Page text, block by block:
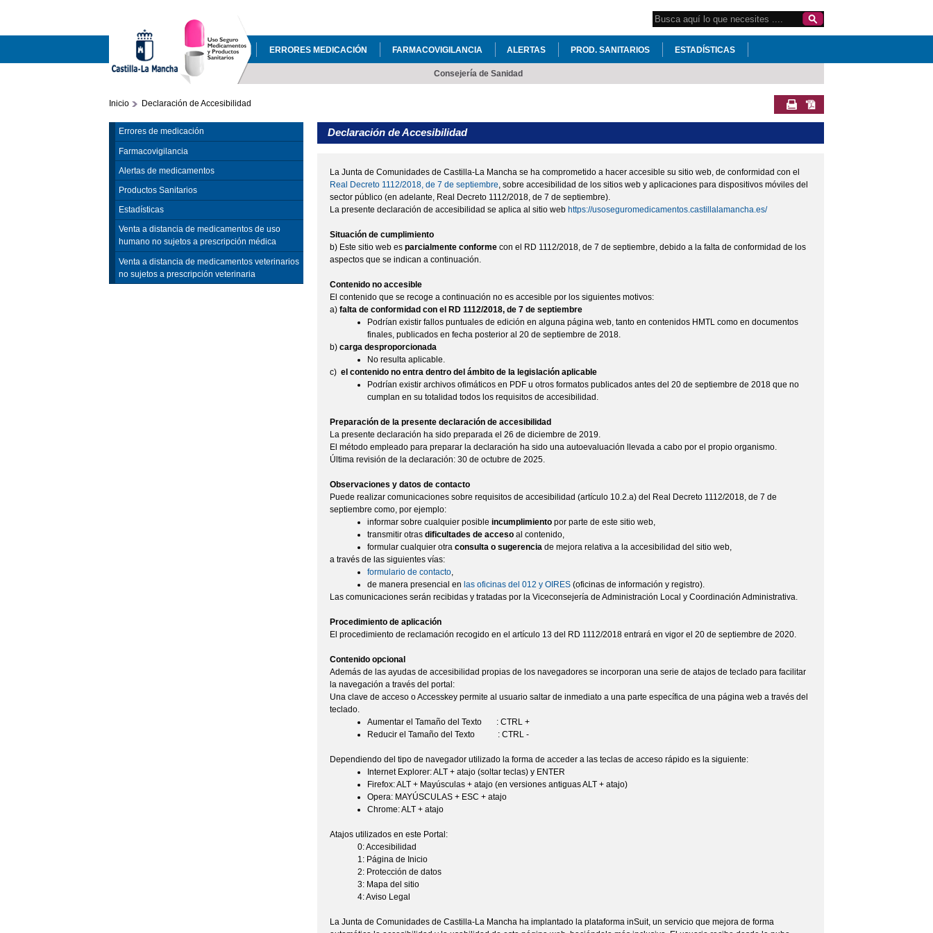
Formulario de búsqueda
ERRORES MEDICACIÓN FARMACOVIGILANCIA ALERTAS PROD. SANITARIOS ESTADÍSTICAS
Consejería de Sanidad
Inicio Declaración de Accesibilidad
Errores de medicación
Farmacovigilancia
Alertas de medicamentos
Productos Sanitarios
Estadísticas
Venta a distancia de medicamentos de uso
humano no sujetos a prescripción médica
Venta a distancia de medicamentos veterinarios
no sujetos a prescripción veterinaria
Declaración de Accesibilidad
La Junta de Comunidades de Castilla-La Mancha se ha comprometido a hacer accesible su sitio web, de conformidad con el
Real Decreto 1112/2018, de 7 de septiembre, sobre accesibilidad de los sitios web y aplicaciones para dispositivos móviles del
sector público (en adelante, Real Decreto 1112/2018, de 7 de septiembre).
La presente declaración de accesibilidad se aplica al sitio web https://usoseguromedicamentos.castillalamancha.es/
Situación de cumplimiento
b) Este sitio web es parcialmente conforme con el RD 1112/2018, de 7 de septiembre, debido a la falta de conformidad de los
aspectos que se indican a continuación.
Contenido no accesible
El contenido que se recoge a continuación no es accesible por los siguientes motivos:
a) falta de conformidad con el RD 1112/2018, de 7 de septiembre
Podrían existir fallos puntuales de edición en alguna página web, tanto en contenidos HMTL como en documentos
finales, publicados en fecha posterior al 20 de septiembre de 2018.
b) carga desproporcionada
No resulta aplicable.
c) el contenido no entra dentro del ámbito de la legislación aplicable
Podrían existir archivos ofimáticos en PDF u otros formatos publicados antes del 20 de septiembre de 2018 que no
cumplan en su totalidad todos los requisitos de accesibilidad.
Preparación de la presente declaración de accesibilidad
La presente declaración ha sido preparada el 26 de diciembre de 2019.
El método empleado para preparar la declaración ha sido una autoevaluación llevada a cabo por el propio organismo.
Última revisión de la declaración: 30 de octubre de 2025.
Observaciones y datos de contacto
Puede realizar comunicaciones sobre requisitos de accesibilidad (artículo 10.2.a) del Real Decreto 1112/2018, de 7 de
septiembre como, por ejemplo:
informar sobre cualquier posibleincumplimientopor parte de este sitio web,
transmitir otrasdificultades de acceso al contenido,
formular cualquier otraconsulta o sugerencia de mejora relativa a la accesibilidad del sitio web,
a través de las siguientes vías:
formulario de contacto,
de manera presencial en las oficinas del 012 y OIRES (oficinas de información y registro).
Las comunicaciones serán recibidas y tratadas por la Viceconsejería de Administración Local y Coordinación Administrativa.
Procedimiento de aplicación
El procedimiento de reclamación recogido en el artículo 13 del RD 1112/2018 entrará en vigor el 20 de septiembre de 2020.
Contenido opcional
Además de las ayudas de accesibilidad propias de los navegadores se incorporan una serie de atajos de teclado para facilitar
la navegación a través del portal:
Una clave de acceso o Accesskey permite al usuario saltar de inmediato a una parte específica de una página web a través del
teclado.
Aumentar el Tamaño del Texto : CTRL +
Reducir el Tamaño del Texto : CTRL -
Dependiendo del tipo de navegador utilizado la forma de acceder a las teclas de acceso rápido es la siguiente:
Internet Explorer: ALT + atajo (soltar teclas) y ENTER
Firefox: ALT + Mayúsculas + atajo (en versiones antiguas ALT + atajo)
Opera: MAYÚSCULAS + ESC + atajo
Chrome: ALT + atajo
Atajos utilizados en este Portal:
0: Accesibilidad
1: Página de Inicio
2: Protección de datos
3: Mapa del sitio
4: Aviso Legal
La Junta de Comunidades de Castilla-La Mancha ha implantado la plataforma inSuit, un servicio que mejora de forma